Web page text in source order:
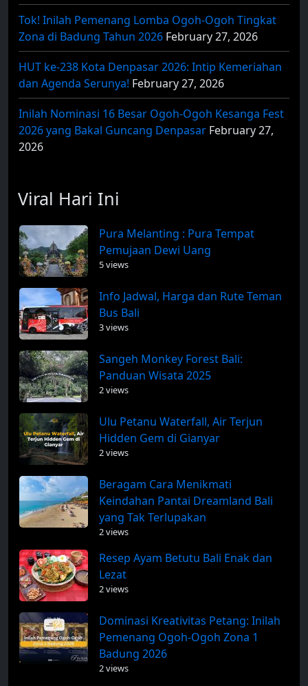
Tok! Inilah Pemenang Lomba Ogoh-Ogoh Tingkat
Zona di Badung Tahun 2026 February 27, 2026
HUT ke-238 Kota Denpasar 2026: Intip Kemeriahan
dan Agenda Serunya! February 27, 2026
Inilah Nominasi 16 Besar Ogoh-Ogoh Kesanga Fest
2026 yang Bakal Guncang Denpasar February 27,
2026
Viral Hari Ini
Pura Melanting : Pura Tempat
Pemujaan Dewi Uang
5 views
Info Jadwal, Harga dan Rute Teman
Bus Bali
3 views
Sangeh Monkey Forest Bali:
Panduan Wisata 2025
2 views
Ulu Petanu Waterfall, Air Terjun
Hidden Gem di Gianyar
2 views
Beragam Cara Menikmati
Keindahan Pantai Dreamland Bali
yang Tak Terlupakan
2 views
Resep Ayam Betutu Bali Enak dan
Lezat
2 views
Dominasi Kreativitas Petang: Inilah
Pemenang Ogoh-Ogoh Zona 1
Badung 2026
2 views